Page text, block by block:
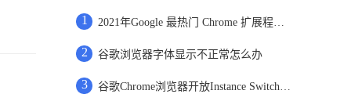
1 2021年Google 最热门 Chrome 扩展程序名单出炉
2 谷歌浏览器字体显示不正常怎么办
3 谷歌Chrome浏览器开放Instance Switcher功能详情介绍